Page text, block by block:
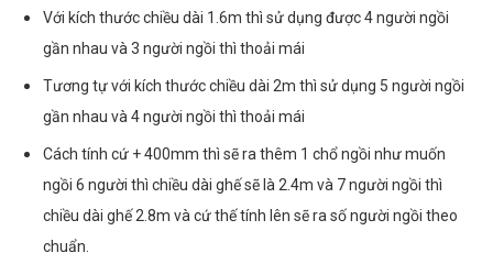
Với kích thước chiều dài 1.6m thì sử dụng được 4 người ngồi
gần nhau và 3 người ngồi thì thoải mái
Tương tự với kích thước chiều dài 2m thì sử dụng 5 người ngồi
gần nhau và 4 người ngồi thì thoải mái
Cách tính cứ + 400mm thì sẽ ra thêm 1 chổ ngồi như muốn
ngồi 6 người thì chiều dài ghế sẽ là 2.4m và 7 người ngồi thì
chiều dài ghế 2.8m và cứ thế tính lên sẽ ra số người ngồi theo
chuẩn.